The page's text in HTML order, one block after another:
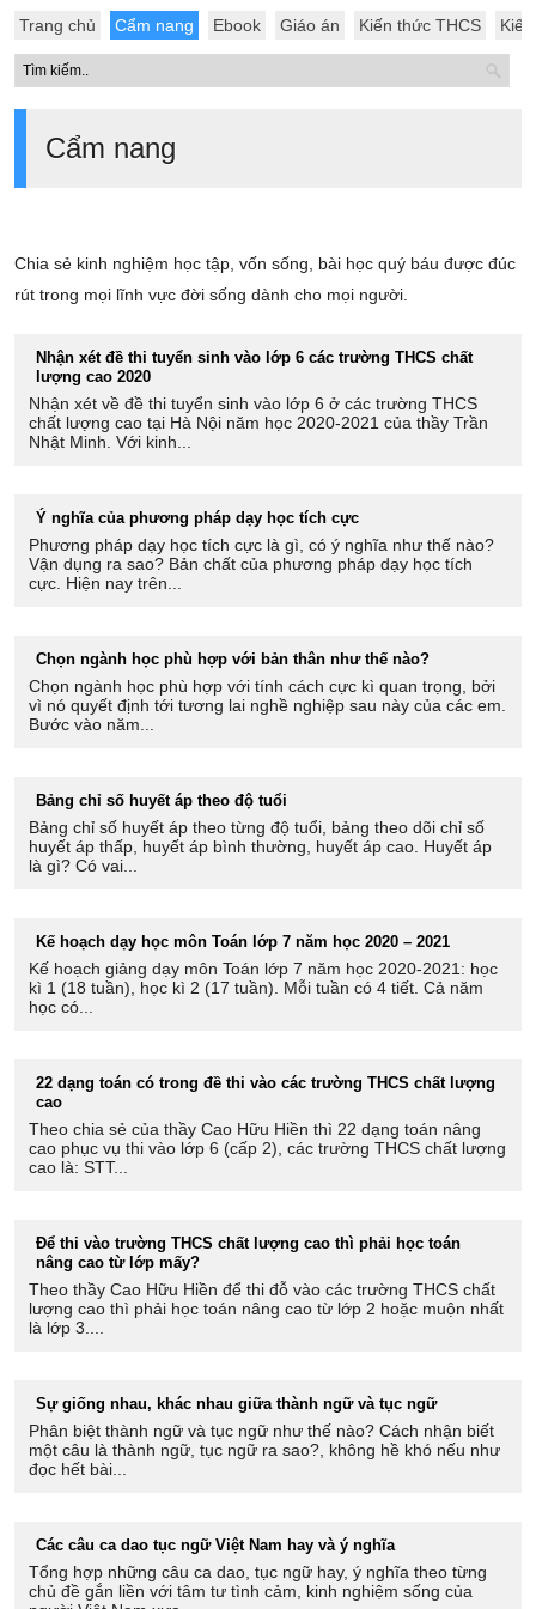
Trang chủ Cẩm nang Ebook Giáo án Kiến thức THCS
Cẩm nang
Chia sẻ kinh nghiệm học tập, vốn sống, bài học quý báu được đúc
rút trong mọi lĩnh vực đời sống dành cho mọi người.
Nhận xét đề thi tuyển sinh vào lớp 6 các trường THCS chất
lượng cao 2020
Nhận xét về đề thi tuyển sinh vào lớp 6 ở các trường THCS
chất lượng cao tại Hà Nội năm học 2020-2021 của thầy Trần
Nhật Minh. Với kinh...
Ý nghĩa của phương pháp dạy học tích cực
Phương pháp dạy học tích cực là gì, có ý nghĩa như thế nào?
Vận dụng ra sao? Bản chất của phương pháp dạy học tích
cực. Hiện nay trên...
Chọn ngành học phù hợp với bản thân như thế nào?
Chọn ngành học phù hợp với tính cách cực kì quan trọng, bởi
vì nó quyết định tới tương lai nghề nghiệp sau này của các em.
Bước vào năm...
Bảng chỉ số huyết áp theo độ tuổi
Bảng chỉ số huyết áp theo từng độ tuổi, bảng theo dõi chỉ số
huyết áp thấp, huyết áp bình thường, huyết áp cao. Huyết áp
là gì? Có vai...
Kế hoạch dạy học môn Toán lớp 7 năm học 2020 – 2021
Kế hoạch giảng dạy môn Toán lớp 7 năm học 2020-2021: học
kì 1 (18 tuần), học kì 2 (17 tuần). Mỗi tuần có 4 tiết. Cả năm
học có...
22 dạng toán có trong đề thi vào các trường THCS chất lượng
cao
Theo chia sẻ của thầy Cao Hữu Hiền thì 22 dạng toán nâng
cao phục vụ thi vào lớp 6 (cấp 2), các trường THCS chất lượng
cao là: STT...
Để thi vào trường THCS chất lượng cao thì phải học toán
nâng cao từ lớp mấy?
Theo thầy Cao Hữu Hiền để thi đỗ vào các trường THCS chất
lượng cao thì phải học toán nâng cao từ lớp 2 hoặc muộn nhất
là lớp 3....
Sự giống nhau, khác nhau giữa thành ngữ và tục ngữ
Phân biệt thành ngữ và tục ngữ như thế nào? Cách nhận biết
một câu là thành ngữ, tục ngữ ra sao?, không hề khó nếu như
đọc hết bài...
Các câu ca dao tục ngữ Việt Nam hay và ý nghĩa
Tổng hợp những câu ca dao, tục ngữ hay, ý nghĩa theo từng
chủ đề gắn liền với tâm tư tình cảm, kinh nghiệm sống của